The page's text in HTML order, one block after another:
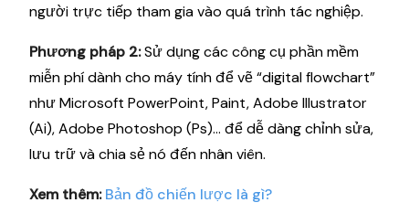
người trực tiếp tham gia vào quá trình tác nghiệp.
Phương pháp 2:Sử dụng các công cụ phần mềm
miễn phí dành cho máy tính để vẽ “digital flowchart”
như Microsoft PowerPoint, Paint, Adobe Illustrator
(Ai), Adobe Photoshop (Ps)... để dễ dàng chỉnh sửa,
lưu trữ và chia sẻ nó đến nhân viên.
Xem thêm: Bản đồ chiến lược là gì?